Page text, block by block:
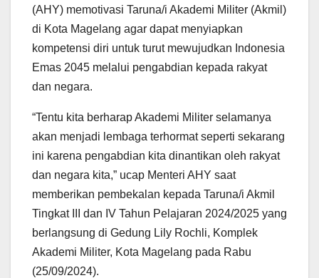
(AHY) memotivasi Taruna/i Akademi Militer (Akmil)
di Kota Magelang agar dapat menyiapkan
kompetensi diri untuk turut mewujudkan Indonesia
Emas 2045 melalui pengabdian kepada rakyat
dan negara.
“Tentu kita berharap Akademi Militer selamanya
akan menjadi lembaga terhormat seperti sekarang
ini karena pengabdian kita dinantikan oleh rakyat
dan negara kita,” ucap Menteri AHY saat
memberikan pembekalan kepada Taruna/i Akmil
Tingkat III dan IV Tahun Pelajaran 2024/2025 yang
berlangsung di Gedung Lily Rochli, Komplek
Akademi Militer, Kota Magelang pada Rabu
(25/09/2024).